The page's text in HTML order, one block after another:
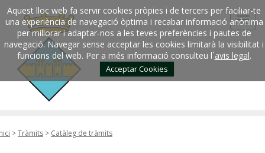
Aquest lloc web fa servir cookies pròpies i de tercers per faciliar-te
una experiència de navegació òptima i recabar informació anònima
per millorar i adaptar-nos a les teves preferències i pautes de
navegació. Navegar sense acceptar les cookies limitarà la visibilitat i
funcions del web. Per a més informació consulteu l´avis legal.
Acceptar Cookies
>Tràmits > Catàleg de tràmits